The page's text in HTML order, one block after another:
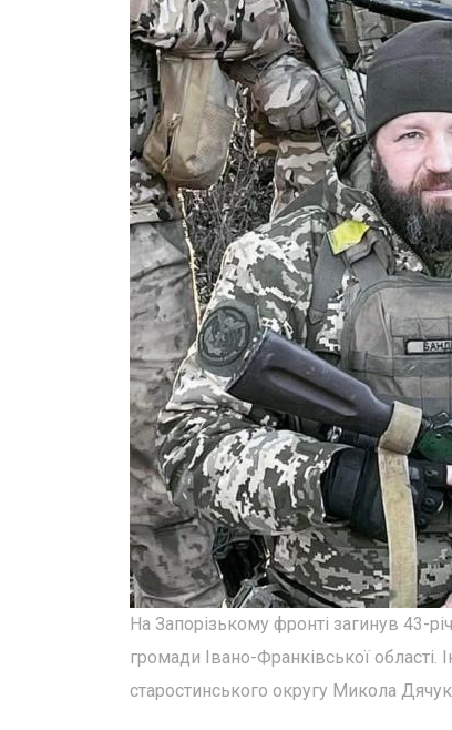
На Запорізькому фронті загинув 43-
громади Івано-Франківської
старостинського округу Микола